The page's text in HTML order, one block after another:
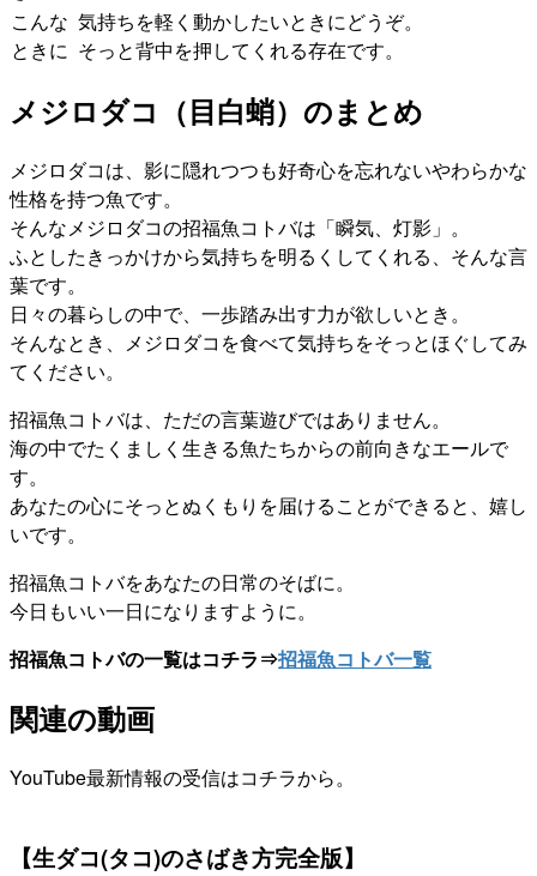
こんな
ときに
気持ちを軽く動かしたいときにどうぞ。
そっと背中を押してくれる存在です。
メジロダコ（目白蛸）のまとめ
メジロダコは、影に隠れつつも好奇心を忘れないやわらかな
性格を持つ魚です。
そんなメジロダコの招福魚コトバは「瞬気、灯影」。
ふとしたきっかけから気持ちを明るくしてくれる、そんな言
葉です。
日々の暮らしの中で、一歩踏み出す力が欲しいとき。
そんなとき、メジロダコを食べて気持ちをそっとほぐしてみ
てください。
招福魚コトバは、ただの言葉遊びではありません。
海の中でたくましく生きる魚たちからの前向きなエールで
す。
あなたの心にそっとぬくもりを届けることができると、嬉し
いです。
招福魚コトバをあなたの日常のそばに。
今日もいい一日になりますように。
招福魚コトバの一覧はコチラ⇒招福魚コトバ一覧
関連の動画
YouTube最新情報の受信はコチラから。
【生ダコ(タコ)のさばき方完全版】